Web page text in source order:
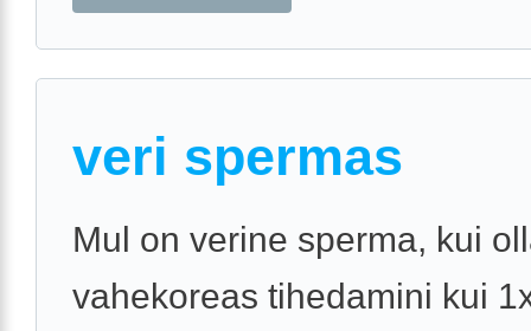
veri spermas
Mul on verine sperma, kui
vahekoreas tihedamini kui